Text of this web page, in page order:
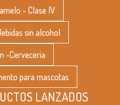
- Clase IV
sin alcohol
-Cervecería
para mascotas
LANZADOS